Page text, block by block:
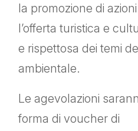
la promozione di
l’offerta turistica e
e rispettosa dei temi
ambientale.
Le agevolazioni
forma di voucher di